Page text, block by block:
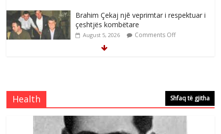
Brahim Çekaj njē veprimtar i respektuar i
çeshtjës kombëtare
August 5, 2026 Comments Off
e invalidëve në Fushë Kosovë
Comments Off
Çlirimtari Agron Gërvalla me takime pune
Health Shfaq të gjitha